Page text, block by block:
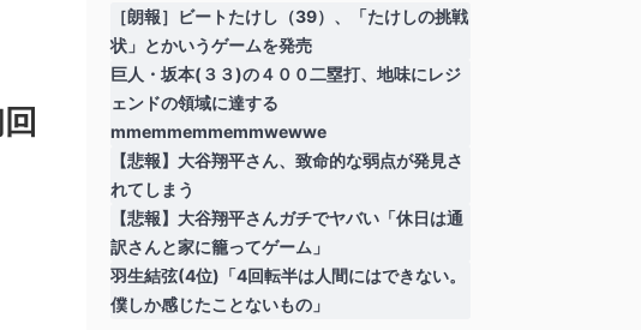
［朗報］ビートたけし（39）、「たけしの挑戦
状」とかいうゲームを発売
巨人・坂本(３３)の４００二塁打、地味にレジ
ェンドの領域に達する
mmemmemmemmwewwe
【悲報】大谷翔平さん、致命的な弱点が発見さ
れてしまう
【悲報】大谷翔平さんガチでヤバい「休日は通
訳さんと家に籠ってゲーム」
羽生結弦(4位)「4回転半は人間にはできない。
僕しか感じたことないもの」